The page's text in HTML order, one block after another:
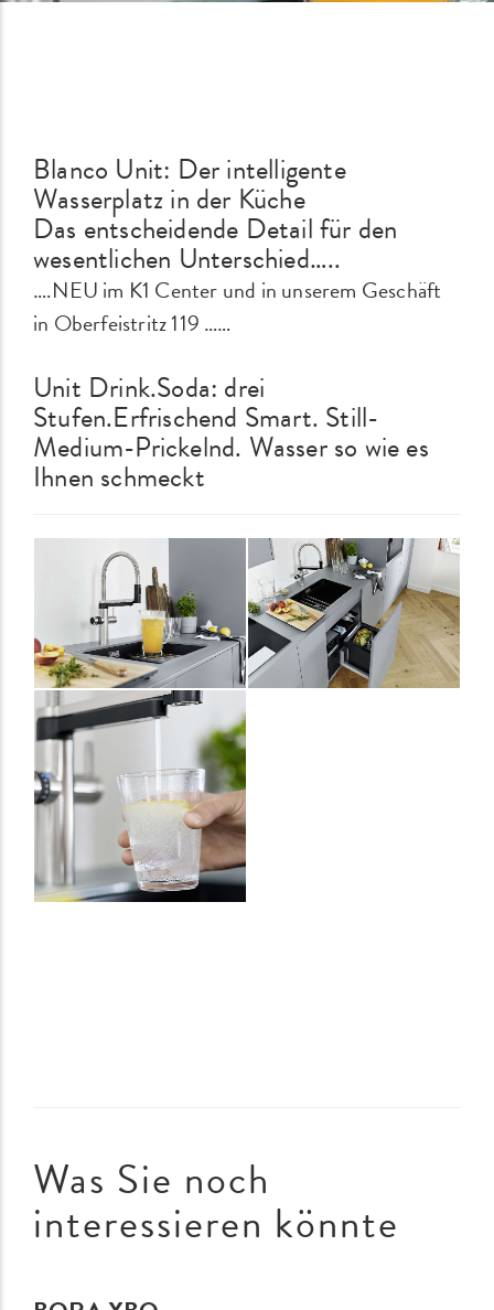
Blanco Unit: Der intelligente
Wasserplatz in der Küche
Das entscheidende Detail für den
wesentlichen Unterschied…..
….NEU im K1 Center und in unserem Geschäft
in Oberfeistritz 119 ……
Unit Drink.Soda: drei
Stufen.Erfrischend Smart. Still-
Medium-Prickelnd. Wasser so wie es
Ihnen schmeckt
Was Sie noch
interessieren könnte